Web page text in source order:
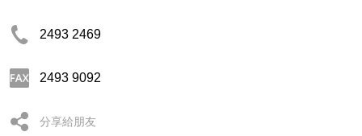
2493 2469
2493 9092
分享給朋友